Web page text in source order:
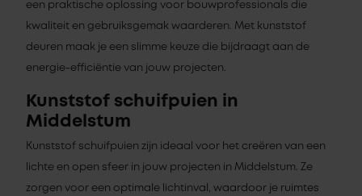
een praktische oplossing voor bouwprofessionals die
kwaliteit en gebruiksgemak waarderen. Met kunststof
deuren maak je een slimme keuze die bijdraagt aan de
energie-efficiëntie van jouw projecten.
Kunststof schuifpuien in
Middelstum
Kunststof schuifpuien zijn ideaal voor het creëren van een
lichte en open sfeer in jouw projecten in Middelstum. Ze
zorgen voor een optimale lichtinval, waardoor je ruimtes